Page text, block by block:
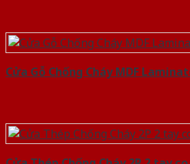
Cửa Gỗ Chống Cháy MDF